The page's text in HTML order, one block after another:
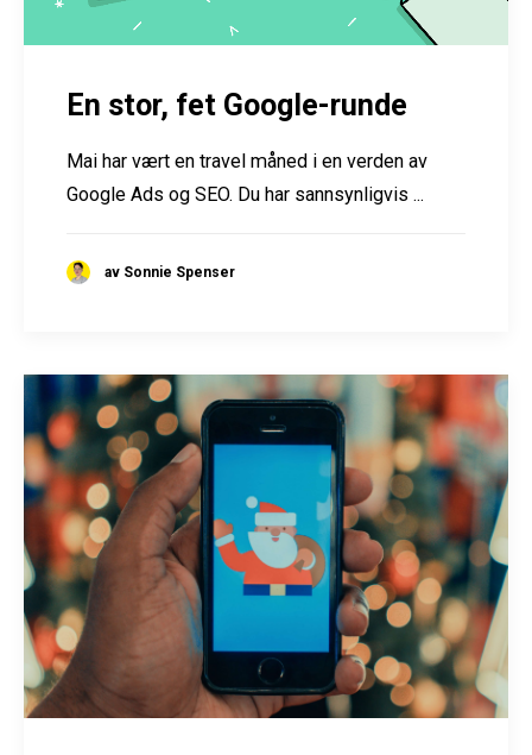
En stor, fet Google-runde
Mai har vært en travel måned i en verden av
Google Ads og SEO. Du har sannsynligvis ...
av Sonnie Spenser